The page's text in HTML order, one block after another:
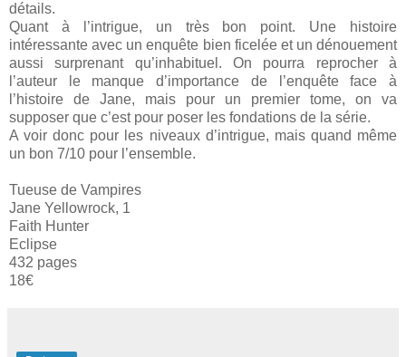
détails.
Quant à l’intrigue, un très bon point. Une histoire
intéressante avec un enquête bien ficelée et un dénouement
aussi surprenant qu’inhabituel. On pourra reprocher à
l’auteur le manque d’importance de l’enquête face à
l’histoire de Jane, mais pour un premier tome, on va
supposer que c’est pour poser les fondations de la série.
A voir donc pour les niveaux d’intrigue, mais quand même
un bon 7/10 pour l’ensemble.
Tueuse de Vampires
Jane Yellowrock, 1
Faith Hunter
Eclipse
432 pages
18€